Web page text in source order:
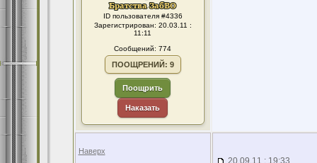
ID пользователя #4336
Зарегистрирован: 20.03.11 :
11:11
Сообщений: 774
ПООЩРЕНИЙ: 9
Поощрить
Наказать
Наверх
20.09.11 : 19:33